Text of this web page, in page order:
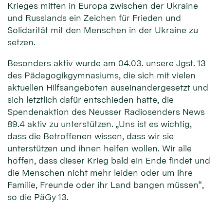
Krieges mitten in Europa zwischen der Ukraine
und Russlands ein Zeichen für Frieden und
Solidarität mit den Menschen in der Ukraine zu
setzen.
Besonders aktiv wurde am 04.03. unsere Jgst. 13
des Pädagogikgymnasiums, die sich mit vielen
aktuellen Hilfsangeboten auseinandergesetzt und
sich letztlich dafür entschieden hatte, die
Spendenaktion des Neusser Radiosenders News
89.4 aktiv zu unterstützen. „Uns ist es wichtig,
dass die Betroffenen wissen, dass wir sie
unterstützen und ihnen helfen wollen. Wir alle
hoffen, dass dieser Krieg bald ein Ende findet und
die Menschen nicht mehr leiden oder um ihre
Familie, Freunde oder ihr Land bangen müssen“,
so die PäGy 13.